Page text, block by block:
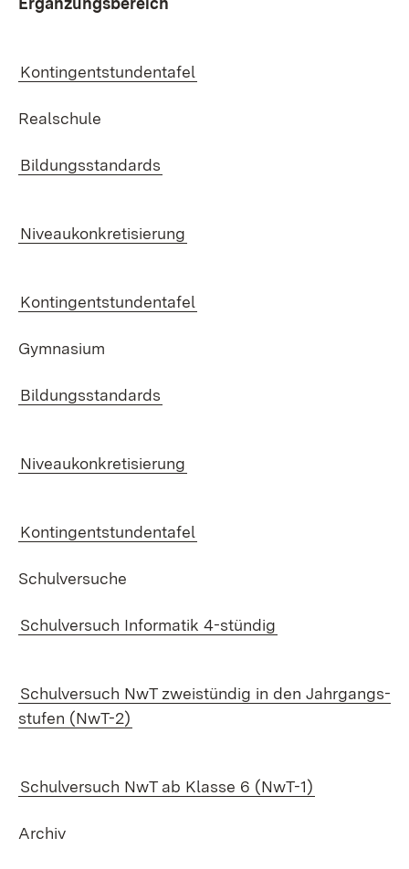
Kon­tin­gent­stun­den­ta­fel
Re­al­schu­le
Bil­dungs­stan­dards
Ni­veau­kon­kre­ti­sie­rung
Kon­tin­gent­stun­den­ta­fel
Gym­na­si­um
Bil­dungs­stan­dards
Ni­veau­kon­kre­ti­sie­rung
Kon­tin­gent­stun­den­ta­fel
Schul­ver­su­che
Schul­ver­such In­for­ma­tik 4-stün­dig
Schul­ver­such NwT zwei­stün­dig in den Jahr­gangs­
stu­fen (NwT-2)
Schul­ver­such NwT ab Klas­se 6 (NwT-1)
Ar­chiv